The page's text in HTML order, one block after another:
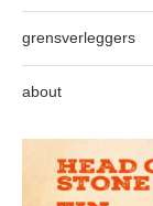
grensverleggers
about